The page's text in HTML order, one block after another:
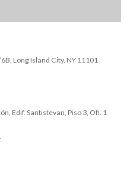
Long Island City, NY 11101
Edif. Santistevan, Piso 3, Ofi. 1